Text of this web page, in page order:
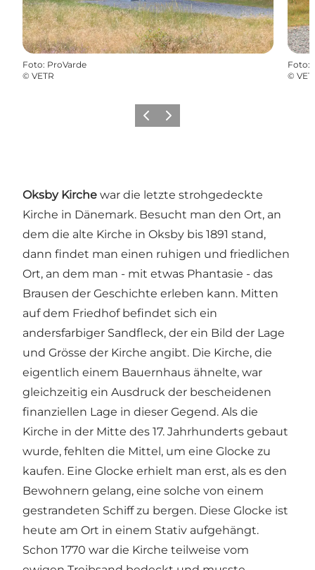
Foto: ProVarde
© VETR
Foto:
©
ZurückWeiter
Oksby Kirche war die letzte strohgedeckte
Kirche in Dänemark. Besucht man den Ort, an
dem die alte Kirche in Oksby bis 1891 stand,
dann findet man einen ruhigen und friedlichen
Ort, an dem man - mit etwas Phantasie - das
Brausen der Geschichte erleben kann. Mitten
auf dem Friedhof befindet sich ein
andersfarbiger Sandfleck, der ein Bild der Lage
und Grösse der Kirche angibt. Die Kirche, die
eigentlich einem Bauernhaus ähnelte, war
gleichzeitig ein Ausdruck der bescheidenen
finanziellen Lage in dieser Gegend. Als die
Kirche in der Mitte des 17. Jahrhunderts gebaut
wurde, fehlten die Mittel, um eine Glocke zu
kaufen. Eine Glocke erhielt man erst, als es den
Bewohnern gelang, eine solche von einem
gestrandeten Schiff zu bergen. Diese Glocke ist
heute am Ort in einem Stativ aufgehängt.
Schon 1770 war die Kirche teilweise vom